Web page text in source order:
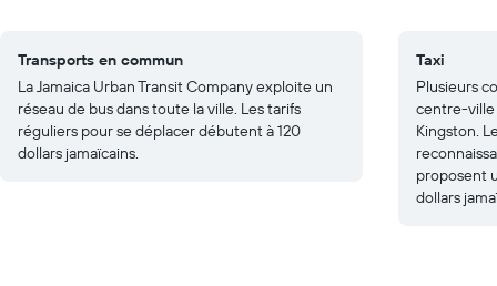
Transports en commun
La Jamaica Urban Transit Company exploite un
réseau de bus dans toute la ville. Les tarifs
réguliers pour se déplacer débutent à 120
dollars jamaïcains.
Taxi
Plusieurs
centre-ville
Kingston.
proposent
dollars